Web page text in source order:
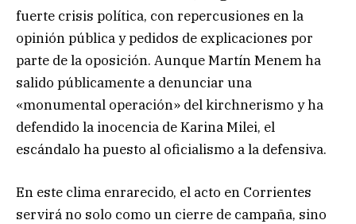
fuerte crisis política, con repercusiones en la
opinión pública y pedidos de explicaciones por
parte de la oposición. Aunque Martín Menem ha
salido públicamente a denunciar una
«monumental operación» del kirchnerismo y ha
defendido la inocencia de Karina Milei, el
escándalo ha puesto al oficialismo a la defensiva.
En este clima enrarecido, el acto en Corrientes
servirá no solo como un cierre de campaña, sino